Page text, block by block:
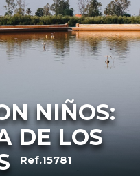
NIÑOS:
DE LOS
Ref.15781